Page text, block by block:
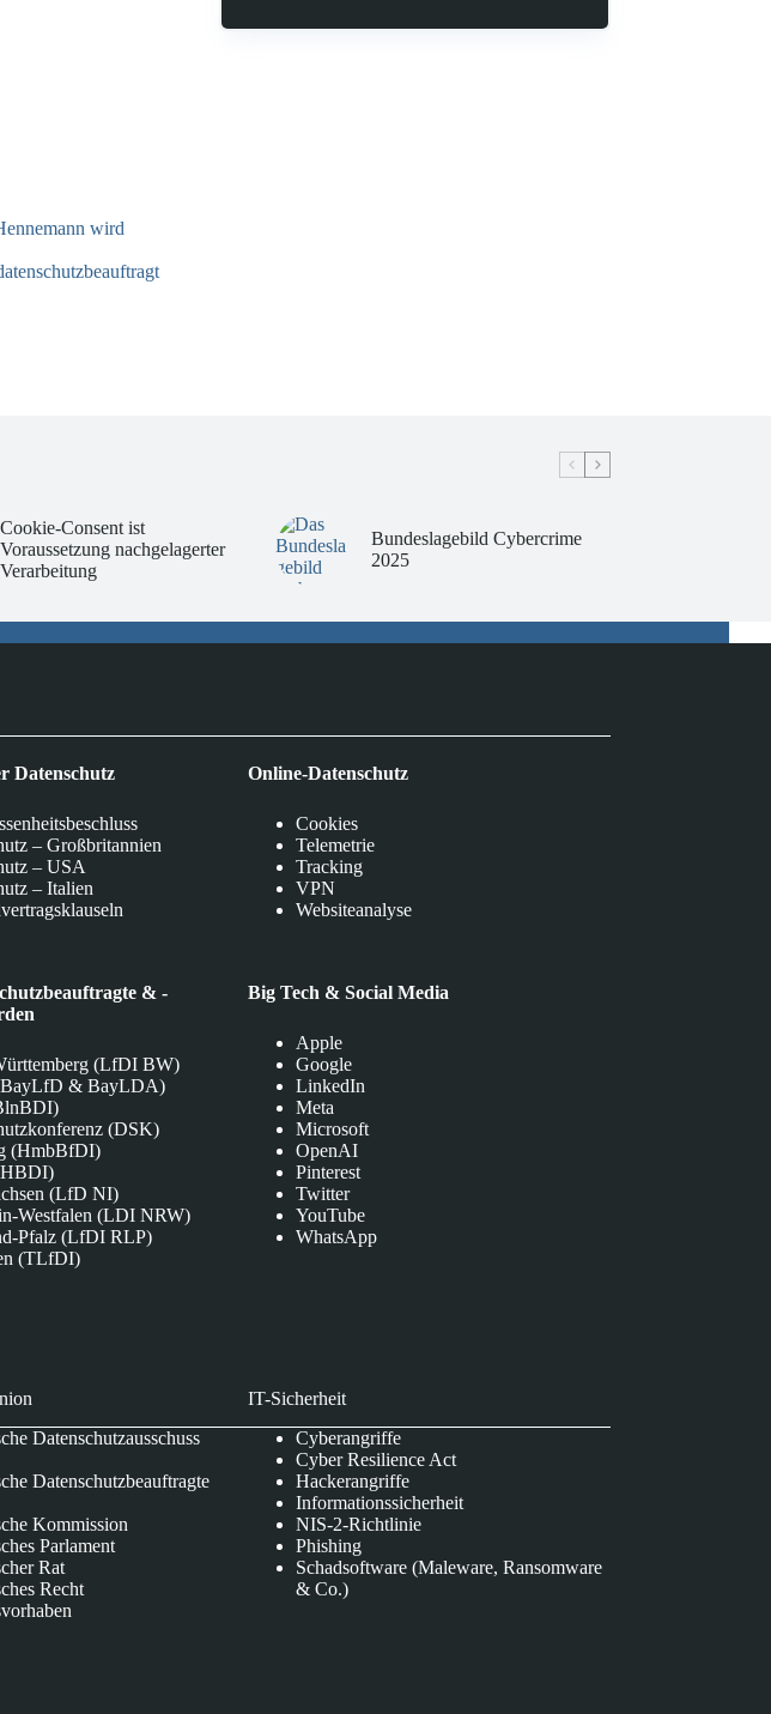
wird
Cookie-Consent ist
Voraussetzung nachgelagerter
Verarbeitung
Bundeslagebild Cybercrime
2025
Datenschutz
– Großbritannien
– USA
– Italien
& -
(LfDI BW)
& BayLDA)
(DSK)
(HmbBfDI)
(LfD NI)
Westfalen (LDI NRW)
Pfalz (LfDI RLP)
(TLfDI)
Online-Datenschutz
Cookies
Telemetrie
Tracking
VPN
Websiteanalyse
Big Tech & Social Media
Apple
Google
LinkedIn
Meta
Microsoft
OpenAI
Pinterest
Twitter
YouTube
WhatsApp
Datenschutzausschuss
Datenschutzbeauftragte
Kommission
Parlament
Rat
Recht
IT-Sicherheit
Cyberangriffe
Cyber Resilience Act
Hackerangriffe
Informationssicherheit
NIS-2-Richtlinie
Phishing
Schadsoftware (Maleware, Ransomware
& Co.)